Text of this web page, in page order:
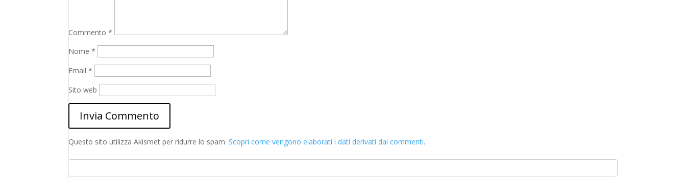
Commento*
Nome*
Email*
Sito web
Questo sito utilizza Akismet per ridurre lo spam.Scopri come vengono elaborati i dati derivati dai commenti.